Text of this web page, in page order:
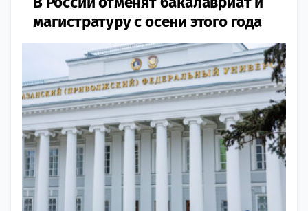
магистратуру с осени этого года